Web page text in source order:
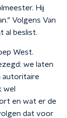
Hij
Volgens Van
al beslist.
West.
we laten
autoritaire
wel
en wat er de
dat voor